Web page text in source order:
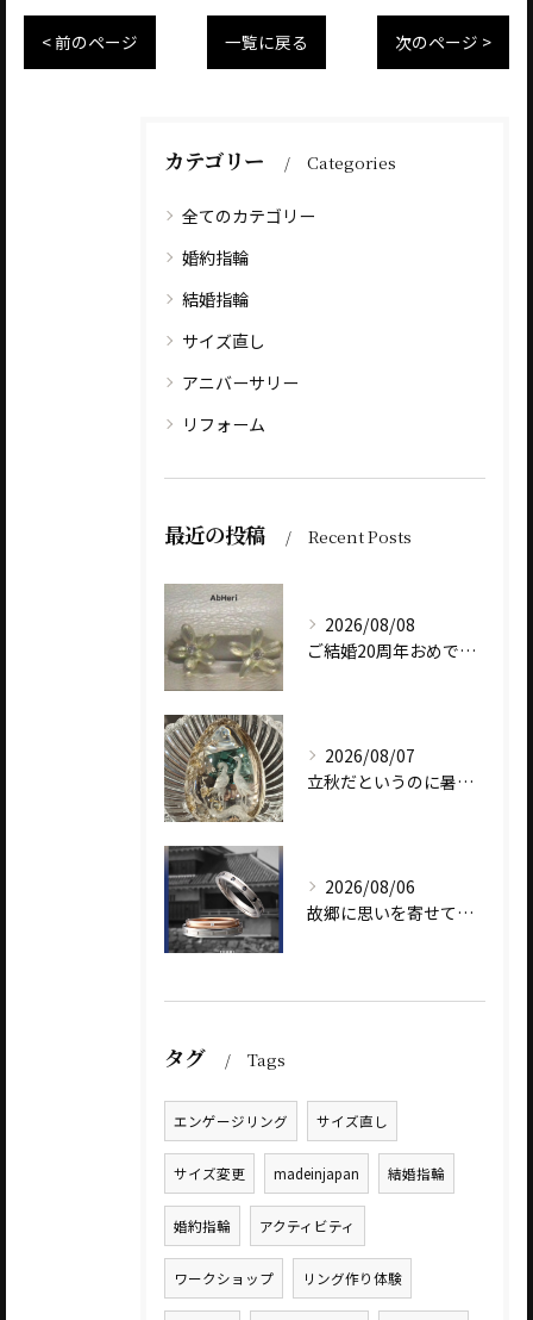
< 前のページ 一覧に戻る 次のページ >
カテゴリー Categories
全てのカテゴリー
婚約指輪
結婚指輪
サイズ直し
アニバーサリー
リフォーム
最近の投稿 Recent Posts
2026/08/08
ご結婚20周年おめでとうございます
2026/08/07
立秋だというのに暑いですね
2026/08/06
故郷に思いを寄せて～オリジナルブランド【Shinano(しな...
タグ Tags
エンゲージリング サイズ直し
サイズ変更 madeinjapan 結婚指輪
婚約指輪 アクティビティ
ワークショップ リング作り体験